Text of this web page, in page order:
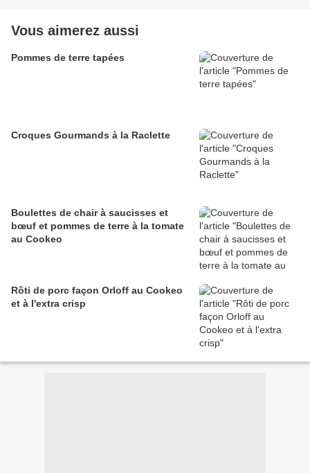
Vous aimerez aussi
Pommes de terre tapées
Croques Gourmands à la Raclette
Boulettes de chair à saucisses et
bœuf et pommes de terre à la tomate
au Cookeo
Rôti de porc façon Orloff au Cookeo
et à l'extra crisp